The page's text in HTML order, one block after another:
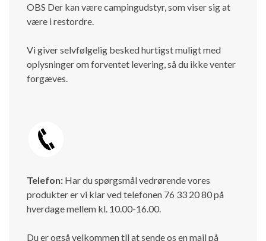
OBS Der kan være campingudstyr, som viser sig at
være i restordre.
Vi giver selvfølgelig besked hurtigst muligt med
oplysninger om forventet levering, så du ikke venter
forgæves.
Telefon: Har du spørgsmål vedrørende vores
produkter er vi klar ved telefonen 76 33 20 80 på
hverdage mellem kl. 10.00-16.00.
Du er også velkommen tll at sende os en mail på